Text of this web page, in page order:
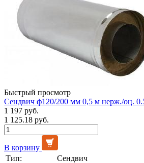
Быстрый просмотр
Сендвич ф120/200 мм 0,5 м нерж./оц.
1 197 руб.
1 125.18 руб.
В корзину
Тип:
Сендвич